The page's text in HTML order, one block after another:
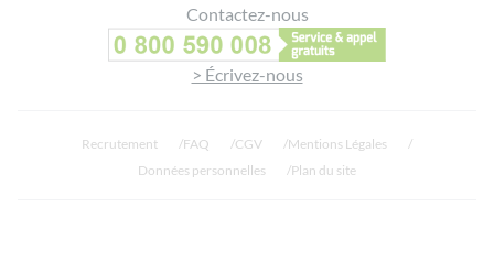
Contactez-nous
> Écrivez-nous
Recrutement FAQ CGV
Mentions Légales
Données personnelles
Plan du site